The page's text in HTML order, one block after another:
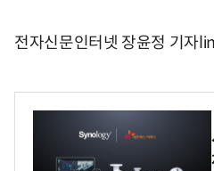
전자신문인터넷 장윤정 기자